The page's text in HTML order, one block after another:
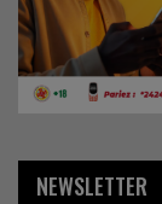
NEWSLETTER